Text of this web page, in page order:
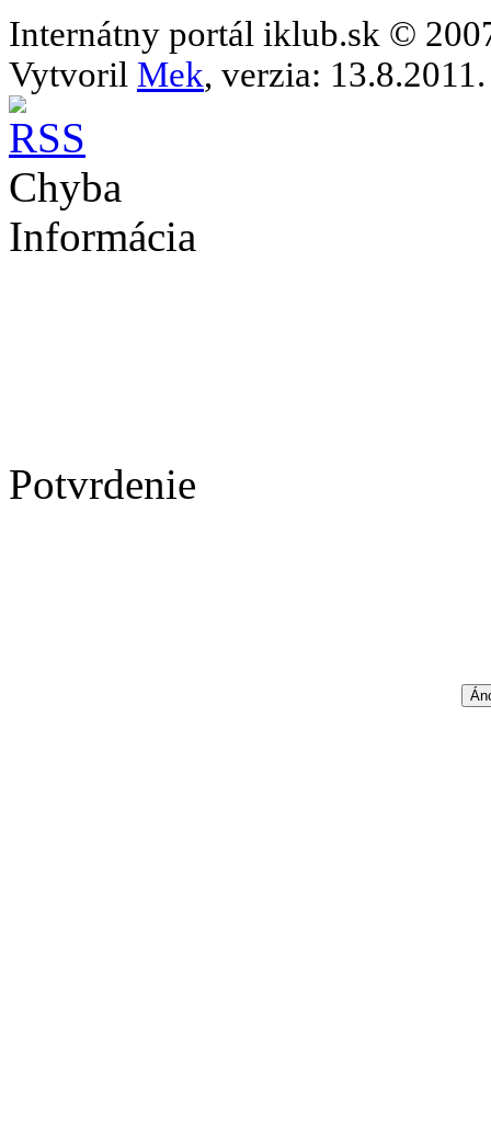
Internátny portál iklub.sk ©
Vytvoril Mek, verzia: 13.8.2011.
Chyba
Informácia
Potvrdenie